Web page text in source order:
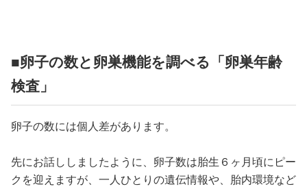
■卵子の数と卵巣機能を調べる「卵巣年齢
検査」
卵子の数には個人差があります。
先にお話ししましたように、卵子数は胎生６ヶ月頃にピー
クを迎えますが、一人ひとりの遺伝情報や、胎内環境など